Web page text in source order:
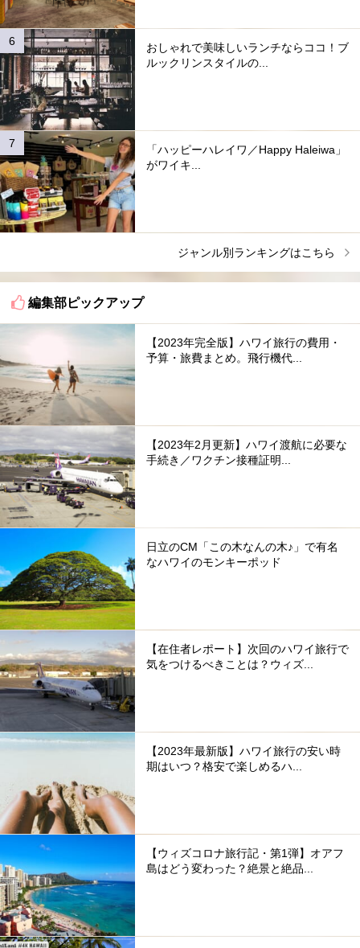
おしゃれで美味しいランチならココ！ブ
ルックリンスタイルの...
「ハッピーハレイワ／Happy Haleiwa」
がワイキ...
ジャンル別ランキングはこちら
編集部ピックアップ
【2023年完全版】ハワイ旅行の費用・
予算・旅費まとめ。飛行機代...
【2023年2月更新】ハワイ渡航に必要な
手続き／ワクチン接種証明...
日立のCM「この木なんの木♪」で有名
なハワイのモンキーポッド
【在住者レポート】次回のハワイ旅行で
気をつけるべきことは？ウィズ...
【2023年最新版】ハワイ旅行の安い時
期はいつ？格安で楽しめるハ...
【ウィズコロナ旅行記・第1弾】オアフ
島はどう変わった？絶景と絶品...